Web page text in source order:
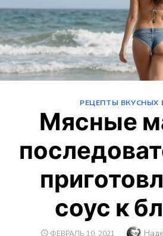
РЕЦЕПТЫ ВКУСНЫХ
Мясные
соус к
ОПУБЛИКОВАНО
ФЕВРАЛЬ 10, 2021